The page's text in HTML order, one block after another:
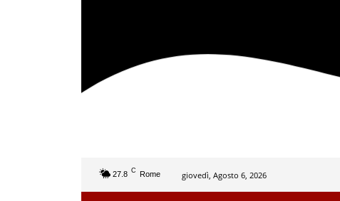
27.8 C Rome giovedì, Agosto 6, 2026